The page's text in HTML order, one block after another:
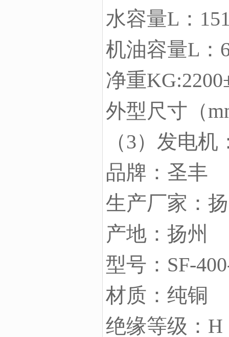
水容量L：
机油容量L：
净重
外型尺寸（
（3）发电机
品牌：圣丰
生产厂家：
产地：扬州
型号：SF-
材质：纯铜
绝缘等级：H